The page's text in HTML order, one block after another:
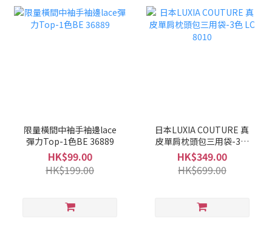
限量橫間中袖手袖邊lace
彈力Top-1色BE 36889
HK$99.00
HK$199.00
日本LUXIA COUTURE 真
皮單肩枕頭包三用袋-3色
LC 8010
HK$349.00
HK$699.00